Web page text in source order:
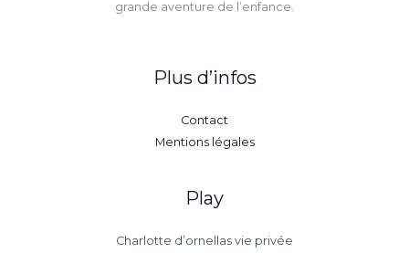
grande aventure de l’enfance.
Plus d’infos
Contact
Mentions légales
Play
Charlotte d’ornellas vie privée